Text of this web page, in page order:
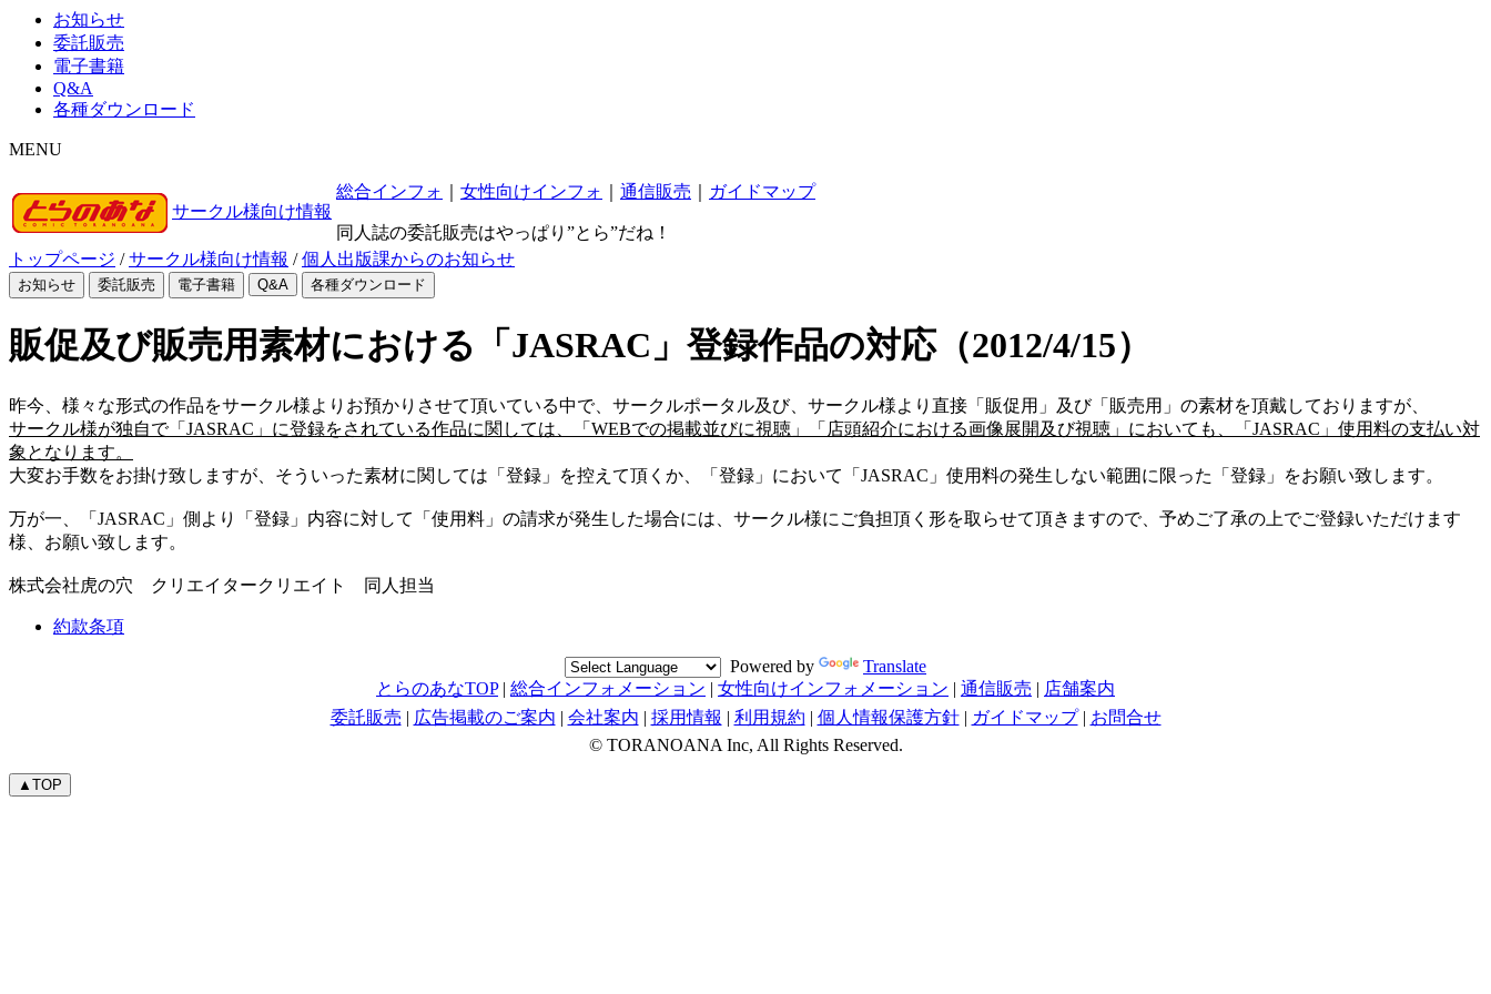
お知らせ
委託販売
電子書籍
Q&A
各種ダウンロード
MENU
サークル様向け情報
総合インフォ 女性向けインフォ 通信販売 ガイドマップ
同人誌の委託販売はやっぱり”とら”だね！
トップページ /サークル様向け情報 /個人出版課からのお知らせ
お知らせ 委託販売 電子書籍 Q&A 各種ダウンロード
販促及び販売用素材における「JASRAC」登録作品の対応（2012/4/15）
昨今、様々な形式の作品をサークル様よりお預かりさせて頂いている中で、サークルポータル及び、サークル様より直接「販促用」及び「販売用」の素材を頂戴しておりますが、
サークル様が独自で「JASRAC」に登録をされている作品に関しては、「WEBでの掲載並びに視聴」「店頭紹介における画像展開及び視聴」においても、「JASRAC」使用料の支払い対
象となります。
大変お手数をお掛け致しますが、そういった素材に関しては「登録」を控えて頂くか、「登録」において「JASRAC」使用料の発生しない範囲に限った「登録」をお願い致します。
万が一、「JASRAC」側より「登録」内容に対して「使用料」の請求が発生した場合には、サークル様にご負担頂く形を取らせて頂きますので、予めご了承の上でご登録いただけます
様、お願い致します。
株式会社虎の穴 クリエイタークリエイト 同人担当
約款条項
Powered by
Translate
とらのあなTOP| 総合インフォメーション | 女性向けインフォメーション | 通信販売 | 店舗案内
委託販売 | 広告掲載のご案内 | 会社案内 | 採用情報 | 利用規約 | 個人情報保護方針| ガイドマップ| お問合せ
© TORANOANA Inc, All Rights Reserved.
▲TOP